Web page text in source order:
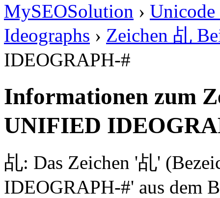
MySEOSolution › Unicode
Ideographs › Zeichen 乩
IDEOGRAPH-#
Informationen zum
UNIFIED
乩: Das Zeichen '乩'
IDEOGRAPH-#' aus dem